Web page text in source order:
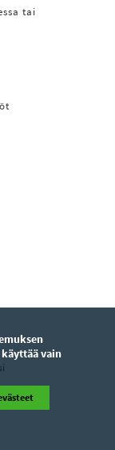
tai
Pratsam
vain